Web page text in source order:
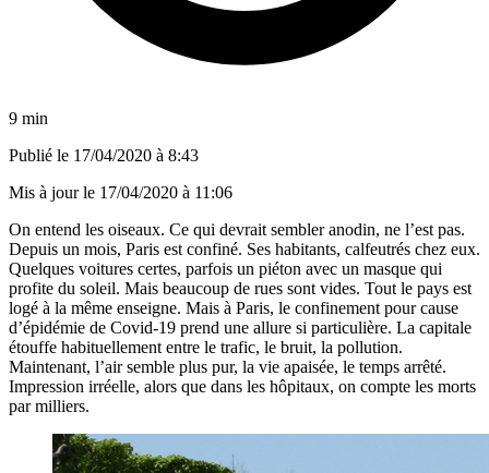
9 min
Publié le 17/04/2020 à 8:43
Mis à jour le 17/04/2020 à 11:06
On entend les oiseaux. Ce qui devrait sembler anodin, ne l’est pas.
Depuis un mois, Paris est confiné. Ses habitants, calfeutrés chez eux.
Quelques voitures certes, parfois un piéton avec un masque qui
profite du soleil. Mais beaucoup de rues sont vides. Tout le pays est
logé à la même enseigne. Mais à Paris, le confinement pour cause
d’épidémie de Covid-19 prend une allure si particulière. La capitale
étouffe habituellement entre le trafic, le bruit, la pollution.
Maintenant, l’air semble plus pur, la vie apaisée, le temps arrêté.
Impression irréelle, alors que dans les hôpitaux, on compte les morts
par milliers.